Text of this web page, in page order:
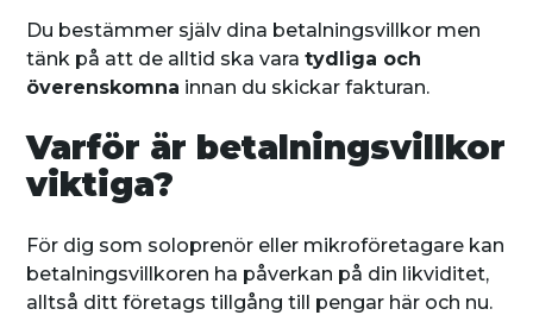
Du bestämmer själv dina betalningsvillkor men
tänk på att de alltid ska varatydliga och
överenskomna innan du skickar fakturan.
Varför är betalningsvillkor
viktiga?
För dig som soloprenör eller mikroföretagare kan
betalningsvillkoren ha påverkan på din likviditet,
alltså ditt företags tillgång till pengar här och nu.